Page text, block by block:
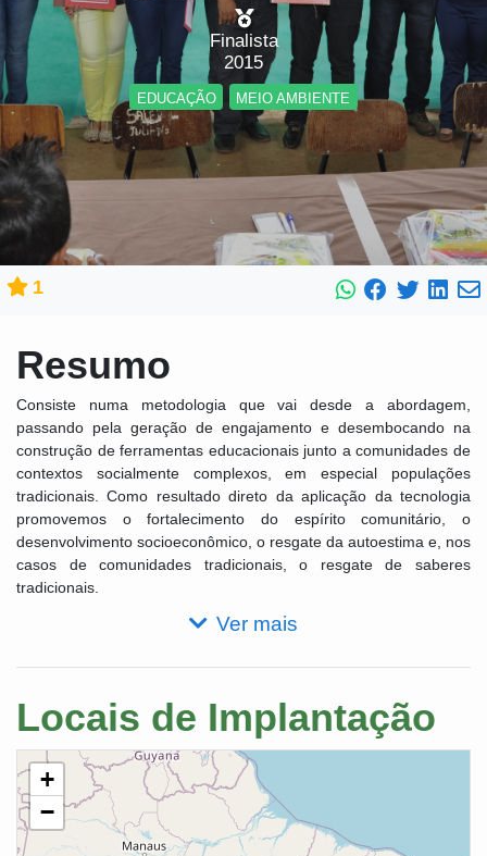
Finalista
2015
EDUCAÇÃO MEIO AMBIENTE
1
Resumo
Consiste numa metodologia que vai desde a abordagem,
passando pela geração de engajamento e desembocando na
construção de ferramentas educacionais junto a comunidades de
contextos socialmente complexos, em especial populações
tradicionais. Como resultado direto da aplicação da tecnologia
promovemos o fortalecimento do espírito comunitário, o
desenvolvimento socioeconômico, o resgate da autoestima e, nos
casos de comunidades tradicionais, o resgate de saberes
tradicionais.
Ver mais
Locais de Implantação
+
−